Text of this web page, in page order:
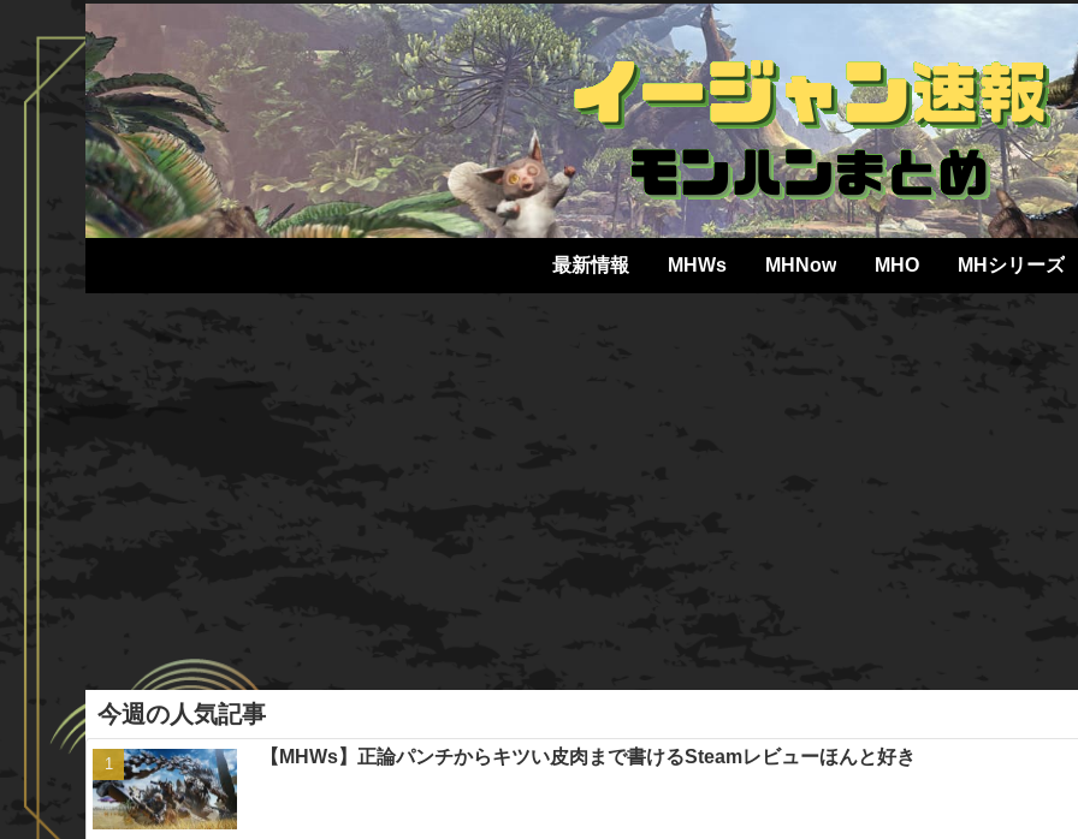
最新情報 MHWs MHNow MHO MHシリーズ
今週の人気記事
【MHWs】正論パンチからキツい皮肉まで書けるSteamレビューほんと好き